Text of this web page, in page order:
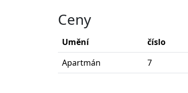
Ceny
Umění číslo
Apartmán
7